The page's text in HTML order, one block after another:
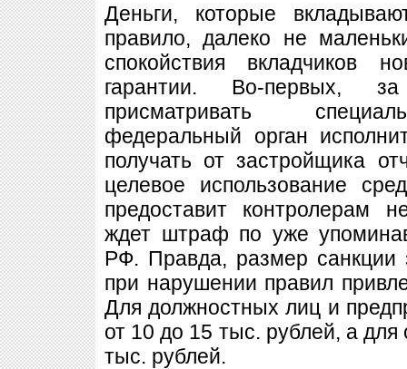
Деньги, которые
правило, далеко не
спокойствия вкладчиков
гарантии. Во-первых,
присматривать
федеральный орган
получать от застройщика
целевое использование
предоставит контролерам
ждет штраф по уже
РФ. Правда, размер санкции
при нарушении правил
Для должностных лиц и
от 10 до 15 тыс. рублей, а
тыс. рублей.